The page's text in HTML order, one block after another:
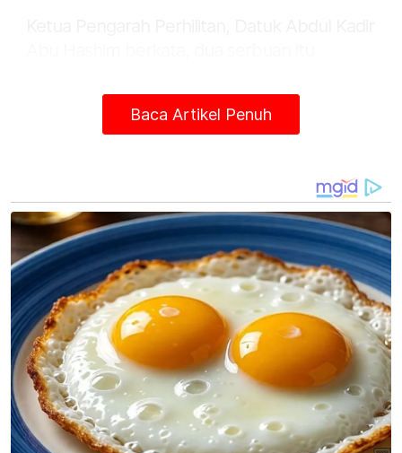
malam itu di kawasan tempat letak
kenderaan sebuah premis dan sebuah
"Antara individu ditahan melibatkan dua lelaki
Baca Artikel Penuh